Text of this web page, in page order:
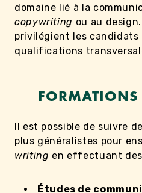
domaine lié à la
copywriting ou au
privilégient les candidats
qualifications
FORMATIONS
Il est possible de suivre
plus généralistes pour
writing en effectuant
Études de